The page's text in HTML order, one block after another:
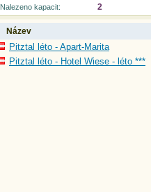
Nalezeno kapacit: 2
Název
Pitztal léto - Apart-Marita
Pitztal léto - Hotel Wiese - léto ***